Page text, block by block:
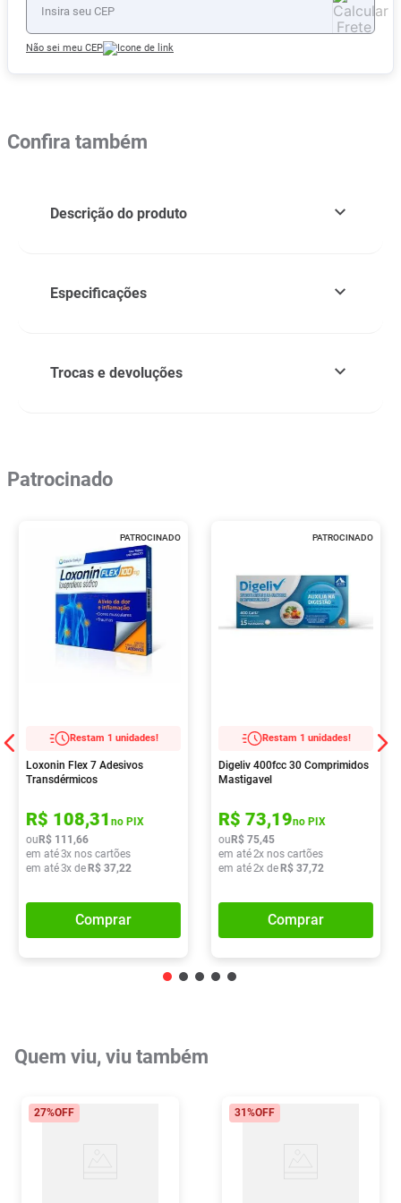
Não sei meu CEP
Confira também
Descrição do produto
Especificações
Trocas e devoluções
Patrocinado
PATROCINADO
Restam 1 unidades!
Loxonin Flex 7 Adesivos
Transdérmicos
R$ 108,31 no PIX
ou R$ 111 ,66
em até3x nos cartões
em até3x de R$ 37,22
Comprar
PATROCINADO
Restam 1 unidades!
Digeliv 400fcc 30 Comprimidos
Mastigavel
R$ 73,19no PIX
ou R$ 75,45
em até2x nos cartões
em até2x de R$ 37,72
Comprar
Quem viu, viu também
27%OFF 31%OFF